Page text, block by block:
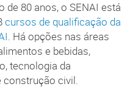
80 anos, o SENAI está
cursos de qualificação da
. Há opções nas áreas
e bebidas,
tecnologia da
construção civil.